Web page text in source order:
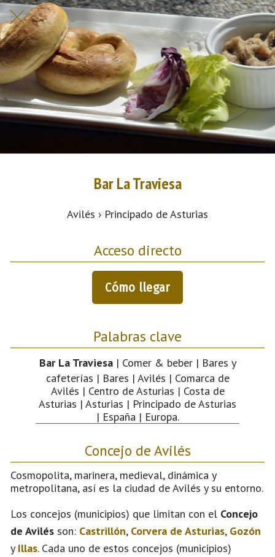
Bar La Traviesa
Avilés › Principado de Asturias
Acceso directo
Cómo llegar
Palabras clave
Bar La Traviesa| Comer & beber | Bares y
cafeterías | Bares | Avilés | Comarca de
Avilés | Centro de Asturias | Costa de
Asturias | Asturias | Principado de Asturias
| España | Europa.
Concejo de Avilés
Cosmopolita, marinera, medieval, dinámica y
metropolitana, así es la ciudad de Avilés y su entorno.
Los concejos (municipios) que limitan con el Concejo
de Avilés son: Castrillón, Corvera de Asturias, Gozón
y Illas. Cada uno de estos concejos (municipios)